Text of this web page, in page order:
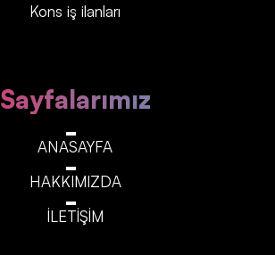
Kons iş ilanları
Sayfalarımız
ANASAYFA
HAKKIMIZDA
İLETİŞİM